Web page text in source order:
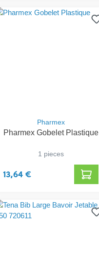
Pharmex
Pharmex Gobelet Plastique
1 pieces
13,64 €